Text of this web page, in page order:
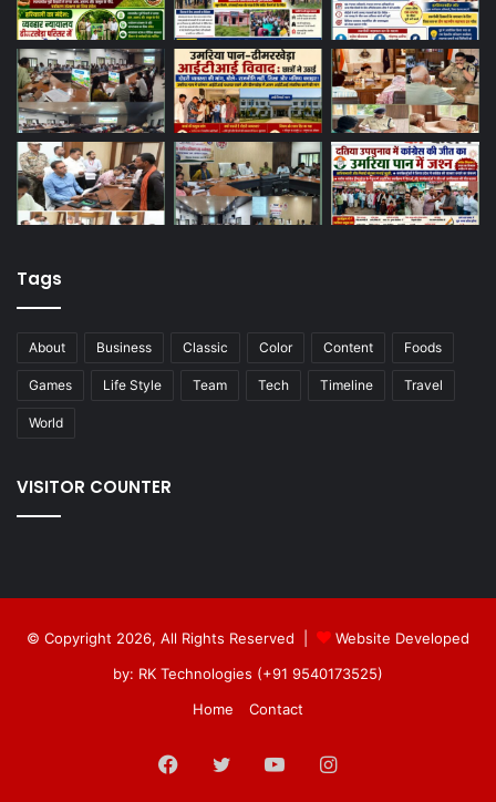
Tags
About Business Classic Color Content Foods
Games Life Style Team Tech Timeline Travel
World
VISITOR COUNTER
© Copyright 2026, All Rights Reserved |
Website Developed
by: RK Technologies (+91 9540173525)
Home
Contact
Facebook
Twitter YouTubeInstagram